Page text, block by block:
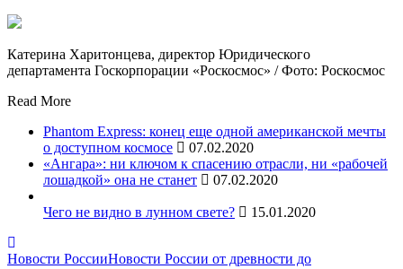
Катерина Харитонцева, директор Юридического
департамента Госкорпорации «Роскосмос» / Фото: Роскосмос
Read More
Phantom Express: конец еще одной американской мечты
о доступном космосе
07.02.2020
«Ангара»: ни ключом к спасению отрасли, ни «рабочей
лошадкой» она не станет
07.02.2020
Чего не видно в лунном свете? 15.01.2020
Новости РоссииНовости России от древности до